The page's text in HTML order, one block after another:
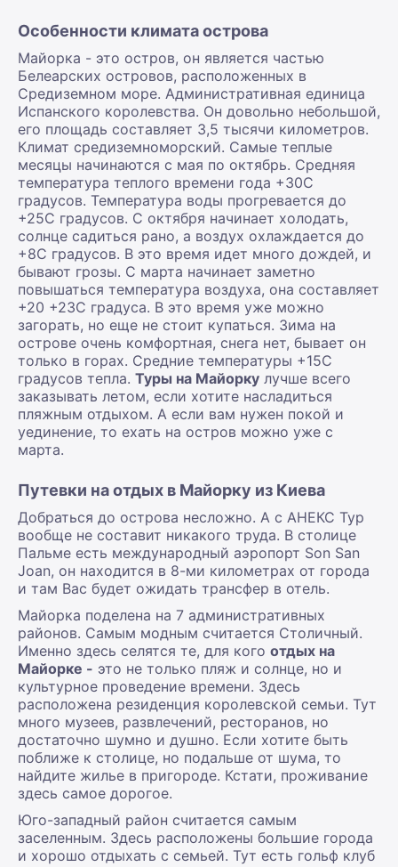
Особенности климата острова
Майорка - это остров, он является частью
Белеарских островов, расположенных в
Средиземном море. Административная единица
Испанского королевства. Он довольно небольшой,
его площадь составляет 3,5 тысячи километров.
Климат средиземноморский. Самые теплые
месяцы начинаются с мая по октябрь. Средняя
температура теплого времени года +30С
градусов. Температура воды прогревается до
+25С градусов. С октября начинает холодать,
солнце садиться рано, а воздух охлаждается до
+8С градусов. В это время идет много дождей, и
бывают грозы. С марта начинает заметно
повышаться температура воздуха, она составляет
+20 +23С градуса. В это время уже можно
загорать, но еще не стоит купаться. Зима на
острове очень комфортная, снега нет, бывает он
только в горах. Средние температуры +15С
градусов тепла. Туры на Майорку лучше всего
заказывать летом, если хотите насладиться
пляжным отдыхом. А если вам нужен покой и
уединение, то ехать на остров можно уже с
марта.
Путевки на отдых в Майорку из Киева
Добраться до острова несложно. А с АНЕКС Тур
вообще не составит никакого труда. В столице
Пальме есть международный аэропорт Son San
Joan, он находится в 8-ми километрах от города
и там Вас будет ожидать трансфер в отель.
Майорка поделена на 7 административных
районов. Самым модным считается Столичный.
Именно здесь селятся те, для кого отдых на
Майорке - это не только пляж и солнце, но и
культурное проведение времени. Здесь
расположена резиденция королевской семьи. Тут
много музеев, развлечений, ресторанов, но
достаточно шумно и душно. Если хотите быть
поближе к столице, но подальше от шума, то
найдите жилье в пригороде. Кстати, проживание
здесь самое дорогое.
Юго-западный район считается самым
заселенным. Здесь расположены большие города
и хорошо отдыхать с семьей. Тут есть гольф клуб